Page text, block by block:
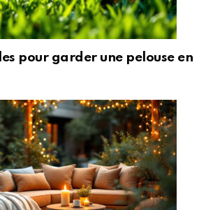
pour garder une pelouse en